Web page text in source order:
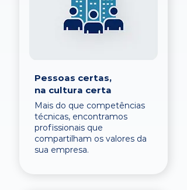
Pessoas certas,
na cultura certa
Mais do que competências
técnicas, encontramos
profissionais que
compartilham os valores da
sua empresa.